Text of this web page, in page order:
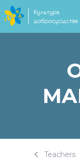
Teachers